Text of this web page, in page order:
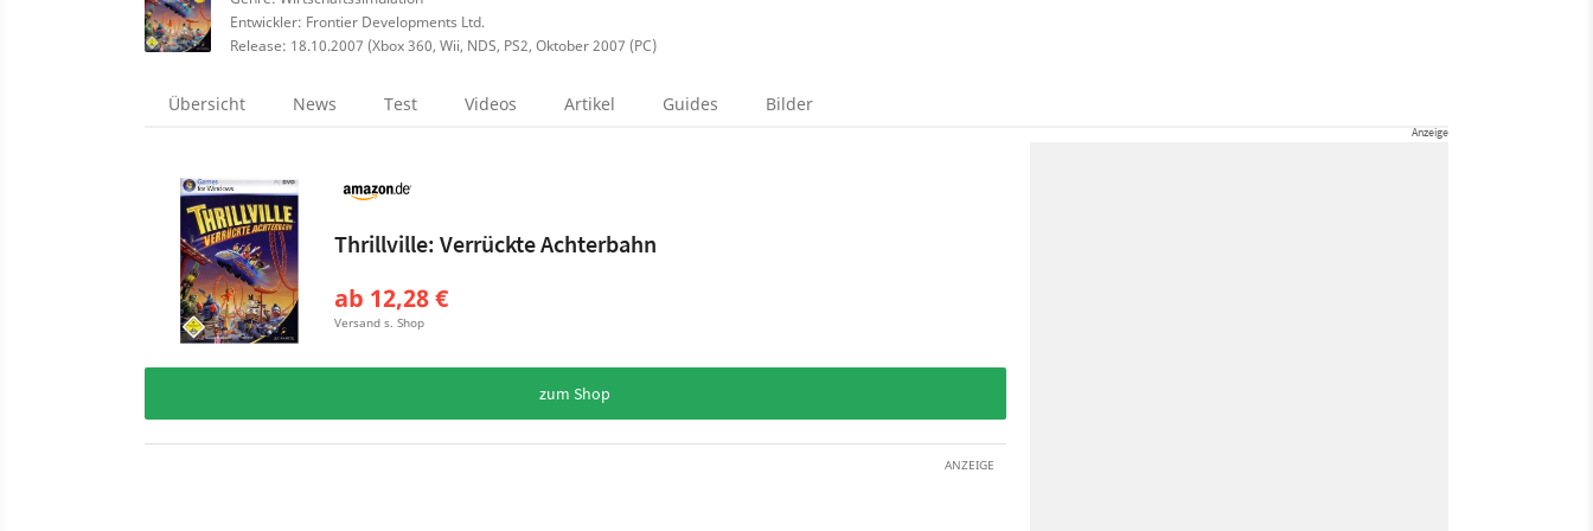
Entwickler: Frontier Developments Ltd.
Release: 18.10.2007 (Xbox 360, Wii, NDS, PS2, Oktober 2007 (PC)
Übersicht News Test Videos Artikel Guides Bilder
Thrillville: Verrückte Achterbahn
ab 12,28 €
Versand s. Shop
zum Shop
ANZEIGE